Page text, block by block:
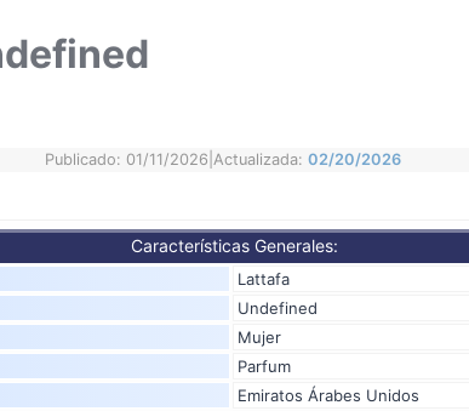
Publicado: 01/11/2026 Actualizada: 02/20/2026
Características Generales:
Lattafa
Undefined
Mujer
Parfum
Emiratos Árabes Unidos